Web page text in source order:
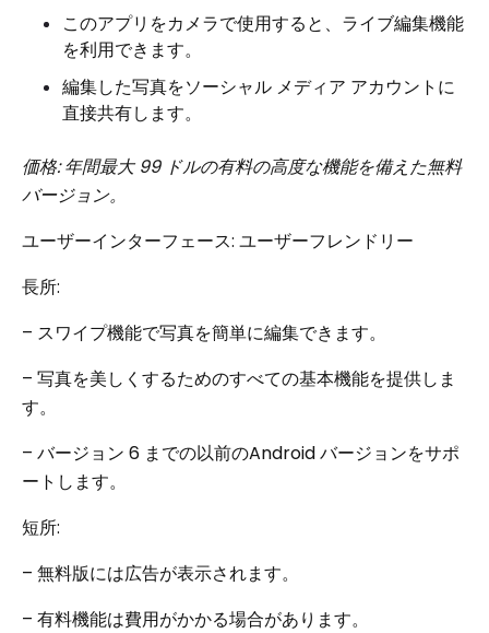
このアプリをカメラで使用すると、ライブ編集機能
を利用できます。
編集した写真をソーシャル メディア アカウントに
直接共有します。
価格: 年間最大 99 ドルの有料の高度な機能を備えた無料
バージョン。
ユーザーインターフェース: ユーザーフレンドリー
長所:
– スワイプ機能で写真を簡単に編集できます。
– 写真を美しくするためのすべての基本機能を提供しま
す。
– バージョン 6 までの以前のAndroid バージョンをサポ
ートします。
短所:
– 無料版には広告が表示されます。
– 有料機能は費用がかかる場合があります。